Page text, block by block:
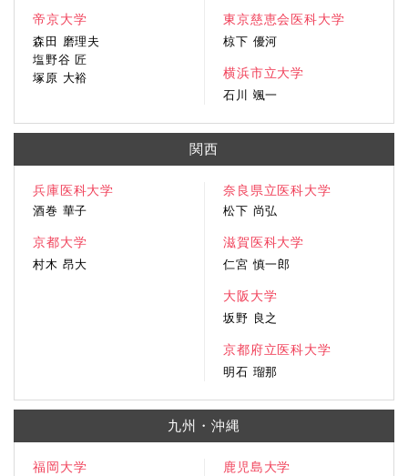
帝京大学
森田 磨理夫
塩野谷 匠
塚原 大裕
東京慈恵会医科大学
椋下 優河
横浜市立大学
石川 颯一
関西
兵庫医科大学
酒巻 華子
京都大学
村木 昂大
奈良県立医科大学
松下 尚弘
滋賀医科大学
仁宮 慎一郎
大阪大学
坂野 良之
京都府立医科大学
明石 瑠那
九州・沖縄
福岡大学 鹿児島大学